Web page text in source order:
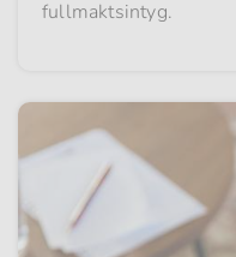
fullmaktsintyg.